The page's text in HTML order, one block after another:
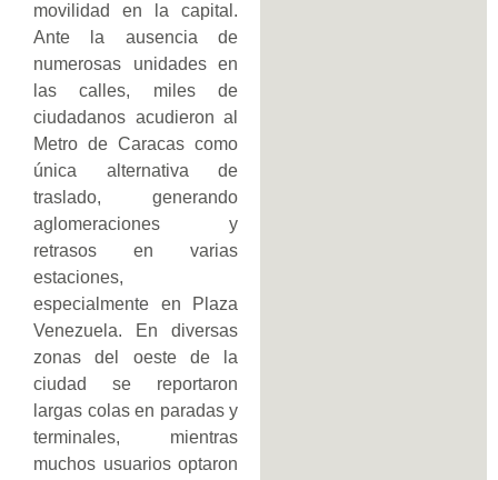
movilidad en la capital.
Ante la ausencia de
numerosas unidades en
las calles, miles de
ciudadanos acudieron al
Metro de Caracas como
única alternativa de
traslado, generando
aglomeraciones y
retrasos en varias
estaciones,
especialmente en Plaza
Venezuela. En diversas
zonas del oeste de la
ciudad se reportaron
largas colas en paradas y
terminales, mientras
muchos usuarios optaron